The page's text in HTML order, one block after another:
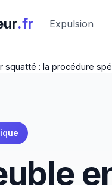
.fr Expulsion
squatté : la procédure